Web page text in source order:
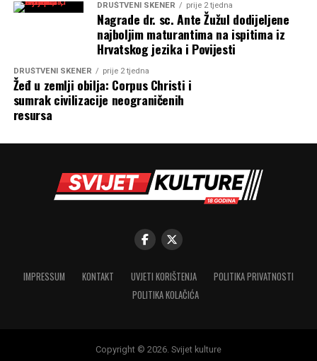
DRUŠTVENI SKENER prije 2 tjedna
Nagrade dr. sc. Ante Žužul dodijeljene
najboljim maturantima na ispitima iz
Hrvatskog jezika i Povijesti
DRUŠTVENI SKENER prije 2 tjedna
Žeđ u zemlji obilja: Corpus Christi i
sumrak civilizacije neograničenih
resursa
IMPRESSUM KONTAKT UVJETI KORIŠTENJA
POLITIKA PRIVATNOSTI
POLITIKA KOLAČIĆA
Copyright © 2026. Svijet kulture